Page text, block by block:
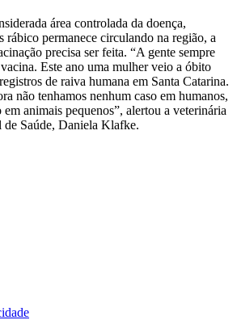
área controlada da doença,
rábico permanece circulando na região, a
precisa ser feita. “A gente sempre
Este ano uma mulher veio a óbito
de raiva humana em Santa Catarina.
não tenhamos nenhum caso em humanos,
animais pequenos”, alertou a veterinária
Saúde, Daniela Klafke.